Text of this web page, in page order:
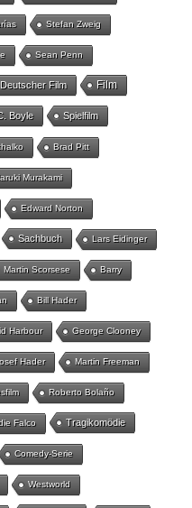
Stefan Zweig
Sean Penn
Deutscher Film Film
Boyle Spielfilm
Brad Pitt
Murakami
Edward Norton
Sachbuch Lars Eidinger
Martin Scorsese Barry
Bill Hader
Harbour George Clooney
Hader Martin Freeman
Roberto Bolaño
Falco Tragikomödie
Comedy-Serie
Westworld